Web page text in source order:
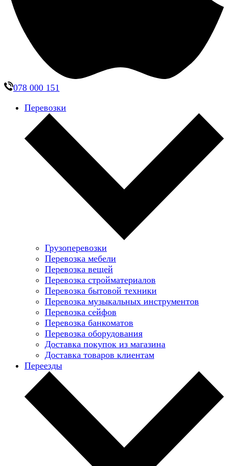
078 000 151
Перевозки
Грузоперевозки
Перевозка мебели
Перевозка вещей
Перевозка стройматериалов
Перевозка бытовой техники
Перевозка музыкальных инструментов
Перевозка сейфов
Перевозка банкоматов
Перевозка оборудования
Доставка покупок из магазина
Доставка товаров клиентам
Переезды